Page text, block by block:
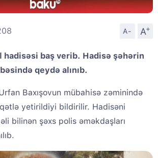
A- A
+
hadisəsi baş verib. Hadisə şəhərin
qeydə alınıb.
Baxışovun mübahisə zəminində
qətlə yetirildiyi bildirilir. Hadisəni
bilinən şəxs polis əməkdaşları